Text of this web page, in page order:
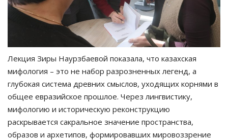
Лекция Зиры Наурзбаевой показала, что казахская
мифология – это не набор разрозненных легенд, а
глубокая система древних смыслов, уходящих корнями в
общее евразийское прошлое. Через лингвистику,
мифологию и историческую реконструкцию
раскрывается сакральное значение пространства,
образов и архетипов, формировавших мировоззрение